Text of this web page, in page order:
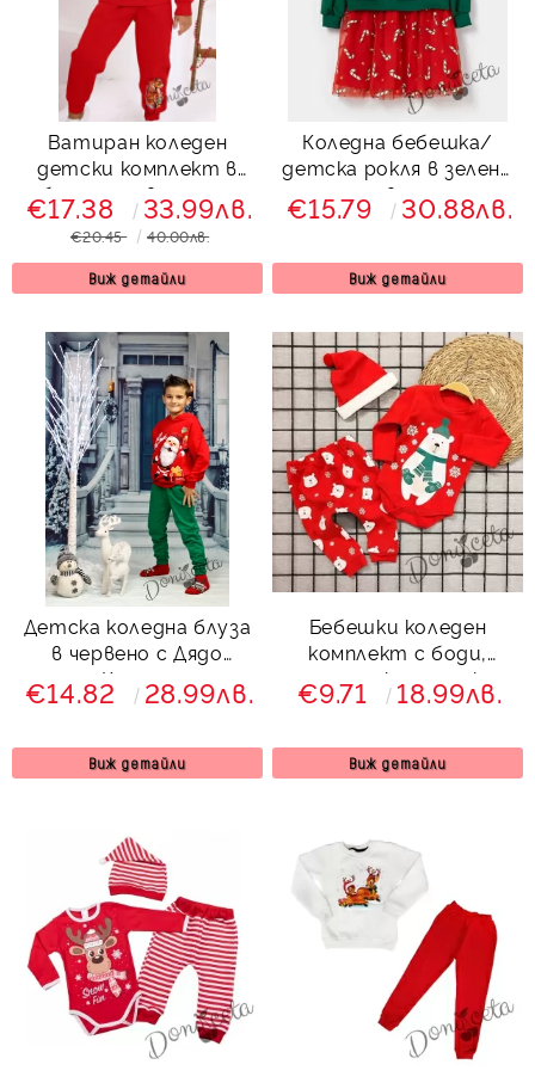
Ватиран коледен
детски комплект в
бяло и червено със
сърничка, катеричка и
зайче
€17.38 33.99лв.
€20.45 40.00лв.
Виж детайли
Коледна бебешка/
детска рокля в зелено
с пингтвинчета и
мека тюл пола в
€15.79 30.88лв.
Виж детайли
Детска коледна блуза
в червено с Дядо
Коледа
€14.82 28.99лв.
Виж детайли
Бебешки коледен
комплект с боди,
панталонки и шапка с
мечок в червено
€9.71 18.99лв.
Виж детайли